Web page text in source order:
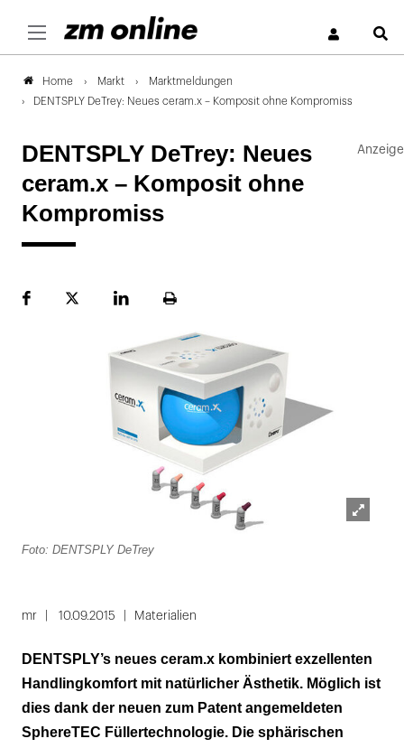
Home Markt
Marktmeldungen
DENTSPLY DeTrey: Neues ceram.x – Komposit ohne Kompromiss
DENTSPLY DeTrey: Neues
ceram.x – Komposit ohne
Kompromiss
FacebookPlattformLinekdInSeite
Foto: DENTSPLY DeTrey
mr 10.09.2015 Materialien
DENTSPLY’s neues ceram.x kombiniert exzellenten
Handlingkomfort mit natürlicher Ästhetik. Möglich ist
dies dank der neuen zum Patent angemeldeten
SphereTEC Füllertechnologie. Die sphärischen